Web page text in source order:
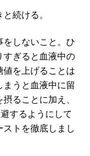
続ける。
をしないこと。ひ
すぎると血液中の
を上げることは
うと血液中に留
ることに加え、
するようにして
ストを徹底しまし